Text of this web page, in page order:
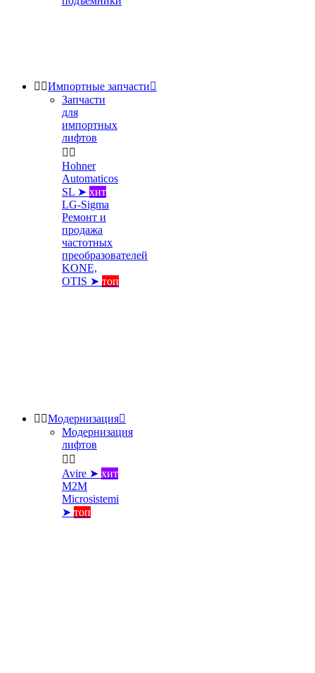
 Импортные запчасти
Запчасти
для
импортных
лифтов
 
Hohner
Automaticos
SL ➤ хит
LG-Sigma
Ремонт и
продажа
частотных
преобразователей
KONE,
OTIS ➤ топ
 Модернизация
Модернизация
лифтов
 
Avire ➤ хит
M2M
Microsistemi
➤ топ